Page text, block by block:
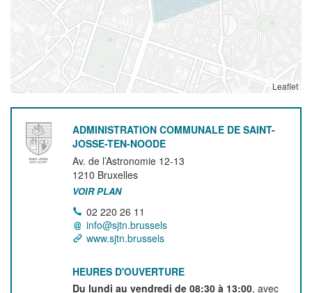
Leaflet
ADMINISTRATION COMMUNALE DE SAINT-
JOSSE-TEN-NOODE
Av. de l’Astronomie 12-13
1210 Bruxelles
VOIR PLAN
02 220 26 11
info@sjtn.brussels
www.sjtn.brussels
HEURES D'OUVERTURE
Du lundi au vendredi de 08:30 à 13:00, avec